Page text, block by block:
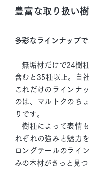
豊富な取り扱い
多彩なラインナップで
無垢材だけで24樹
含むと35種以上。自
これだけのラインナ
のは、マルトクのち
りです。
樹種によって表情
れぞれの強みと魅力
ロングテールのライ
みの木材がきっと見つ